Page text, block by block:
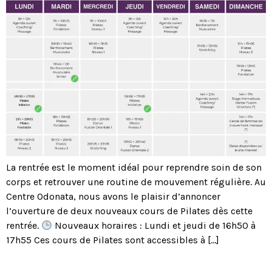
La rentrée est le moment idéal pour reprendre soin de son
corps et retrouver une routine de mouvement régulière. Au
Centre Odonata, nous avons le plaisir d’annoncer
l’ouverture de deux nouveaux cours de Pilates dès cette
rentrée.
Nouveaux horaires : Lundi et jeudi de 16h50 à
17h55 Ces cours de Pilates sont accessibles à […]